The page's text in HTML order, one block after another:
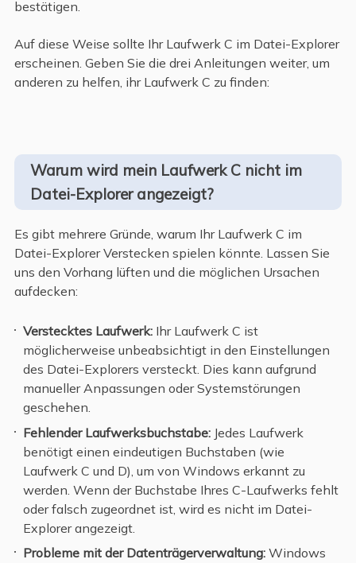
bestätigen.
Auf diese Weise sollte Ihr Laufwerk C im Datei-Explorer
erscheinen. Geben Sie die drei Anleitungen weiter, um
anderen zu helfen, ihr Laufwerk C zu finden:
Warum wird mein Laufwerk C nicht im
Datei-Explorer angezeigt?
Es gibt mehrere Gründe, warum Ihr Laufwerk C im
Datei-Explorer Verstecken spielen könnte. Lassen Sie
uns den Vorhang lüften und die möglichen Ursachen
aufdecken:
Verstecktes Laufwerk: Ihr Laufwerk C ist
möglicherweise unbeabsichtigt in den Einstellungen
des Datei-Explorers versteckt. Dies kann aufgrund
manueller Anpassungen oder Systemstörungen
geschehen.
Fehlender Laufwerksbuchstabe: Jedes Laufwerk
benötigt einen eindeutigen Buchstaben (wie
Laufwerk C und D), um von Windows erkannt zu
werden. Wenn der Buchstabe Ihres C-Laufwerks fehlt
oder falsch zugeordnet ist, wird es nicht im Datei-
Explorer angezeigt.
Probleme mit der Datenträgerverwaltung: Windows